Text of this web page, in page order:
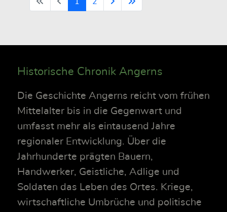
Historische Chronik Angerns
Die Geschichte Angerns reicht vom frühen
Mittelalter bis in die Gegenwart und
umfasst mehr als eintausend Jahre
regionaler Entwicklung. Über die
Jahrhunderte prägten Bauern,
Handwerker, Geistliche, Adlige und
Soldaten das Leben des Ortes. Kriege,
wirtschaftliche Umbrüche und politische